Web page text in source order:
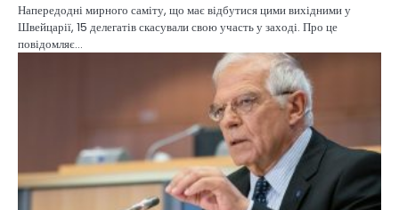
Напередодні мирного саміту, що має відбутися цими вихідними у
Швейцарії, 15 делегатів скасували свою участь у заході. Про це
повідомляє…